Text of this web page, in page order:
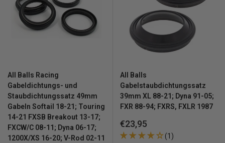
All Balls Racing
Gabeldichtungs- und
Staubdichtungssatz 49mm
Gabeln Softail 18-21; Touring
14-21 FXSB Breakout 13-17;
FXCW/C 08-11; Dyna 06-17;
1200X/XS 16-20; V-Rod 02-11
All Balls
Gabelstaubdichtungssatz
39mm XL 88-21; Dyna 91-05;
FXR 88-94; FXRS, FXLR 1987
Sonderpreis
€23,95
(1)